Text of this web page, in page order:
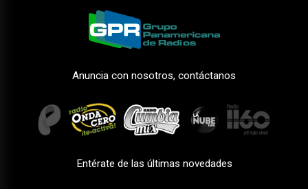
Anuncia con nosotros, contáctanos
Entérate de las últimas novedades